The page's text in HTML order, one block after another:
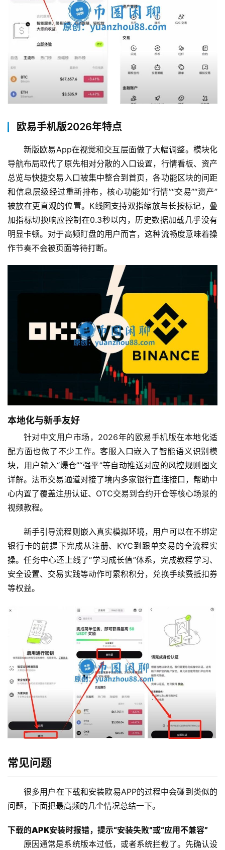
欧易手机版2026年特点
新版欧易App在视觉和交互层面做了大幅调整。模块化
导航布局取代了原先相对分散的入口设置，行情看板、资产
总览与快捷交易入口被集中整合到首页，各功能区块的间距
和信息层级经过重新排布，核心功能如“行情”“交易”“资产”
被放在更直观的位置。K线图支持双指缩放与长按标记，叠
加指标切换响应控制在0.3秒以内，历史数据加载几乎没有
明显卡顿。对于高频盯盘的用户而言，这种流畅度意味着操
作节奏不会被页面等待打断。
本地化与新手友好
针对中文用户市场，2026年的欧易手机版在本地化适
配方面也做了不少工作。客服入口嵌入了智能语义识别模
块，用户输入“爆仓”“强平”等自动推送对应的风控规则图文
详解。法币交易通道对接了境内多家银行直连接口，帮助中
心内置了覆盖注册认证、OTC交易到合约开仓等核心场景的
视频教程。
新手引导流程则嵌入真实模拟环境，用户可以在不绑定
银行卡的前提下完成从注册、KYC到跟单交易的全流程实
操。任务中心还上线了“学习成长值”体系，完成教程学习、
安全设置、交易实践等动作可累积积分，兑换手续费抵扣券
等权益。
常见问题
很多用户在下载和安装欧易APP的过程中会碰到类似的
问题，下面把最高频的几个情况总结一下。
下载的APK安装时报错，提示“安装失败”或“应用不兼容”
原因通常是系统版本过低，或者系统拦截了。先确认设